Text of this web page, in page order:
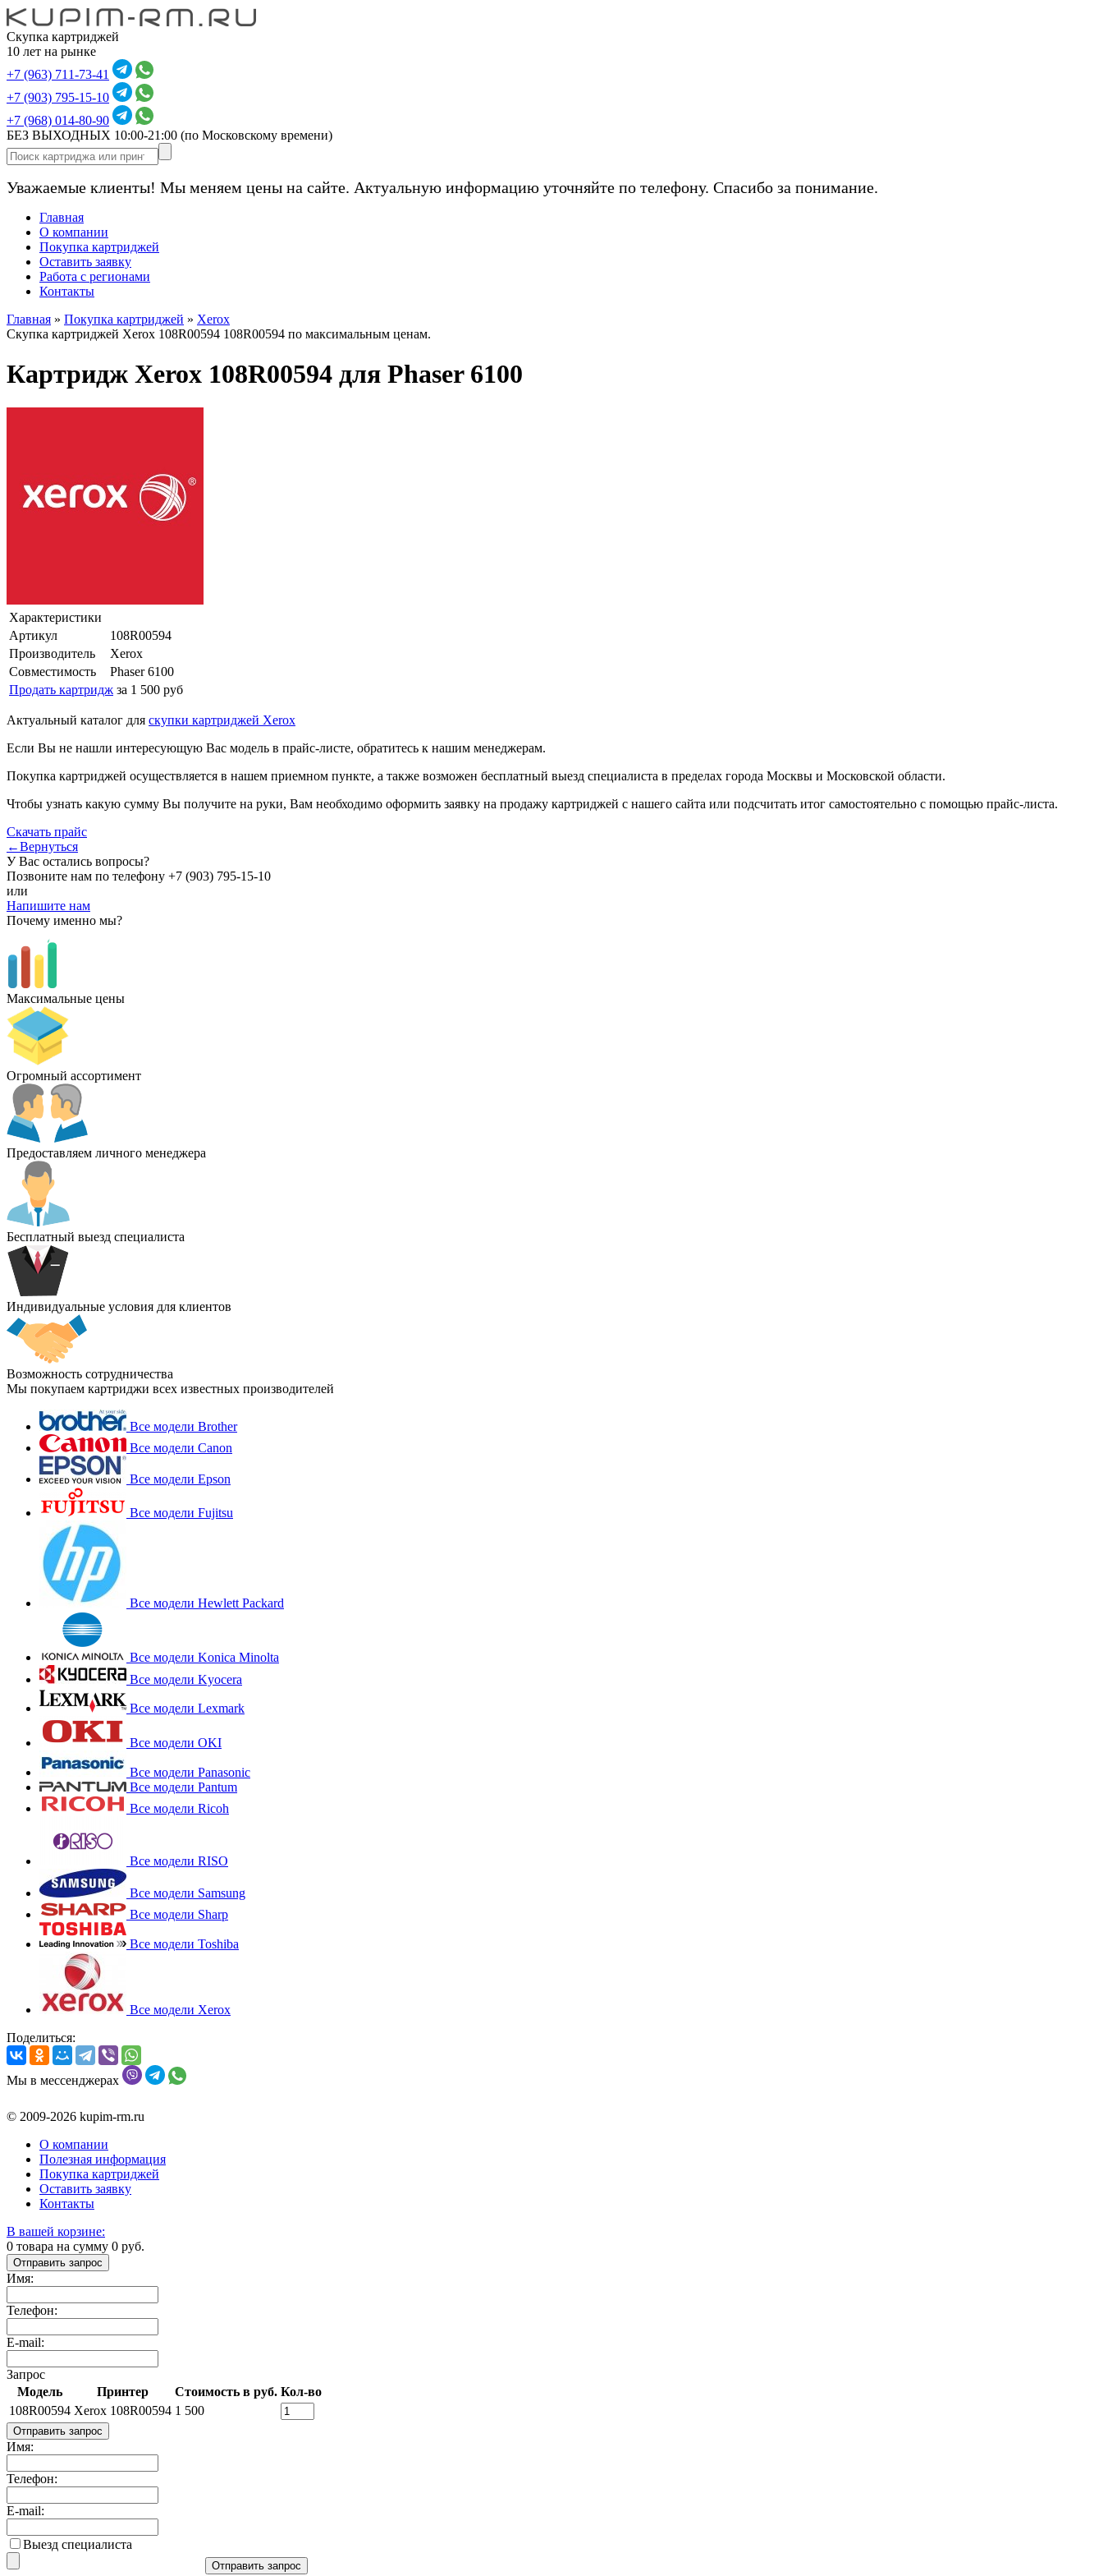
Скупка картриджей
10 лет на рынке
+7 (963) 711-73-41
+7 (903) 795-15-10
+7 (968) 014-80-90
БЕЗ ВЫХОДНЫХ 10:00-21:00 (по Московскому времени)
Уважаемые клиенты! Мы меняем цены на сайте. Актуальную информацию уточняйте по телефону. Спасибо за понимание.
Главная
О компании
Покупка картриджей
Оставить заявку
Работа с регионами
Контакты
Главная » Покупка картриджей » Xerox
Скупка картриджей Xerox 108R00594 108R00594 по максимальным ценам.
Картридж Xerox 108R00594 для Phaser 6100
Характеристики
Артикул
108R00594
Производитель
Xerox
Совместимость
Phaser 6100
Продать картридж за 1 500 руб
Актуальный каталог для скупки картриджей Xerox
Если Вы не нашли интересующую Вас модель в прайс-листе, обратитесь к нашим менеджерам.
Покупка картриджей осуществляется в нашем приемном пункте, а также возможен бесплатный выезд специалиста в пределах города Москвы и Московской области.
Чтобы узнать какую сумму Вы получите на руки, Вам необходимо оформить заявку на продажу картриджей с нашего сайта или подсчитать итог самостоятельно с помощью прайс-листа.
Скачать прайс
←Вернуться
У Вас остались вопросы?
Позвоните нам по телефону +7 (903) 795-15-10
или
Напишите нам
Почему именно мы?
Максимальные цены
Огромный ассортимент
Предоставляем личного менеджера
Бесплатный выезд специалиста
Индивидуальные условия для клиентов
Возможность сотрудничества
Мы покупаем картриджи всех известных производителей
Все модели Brother
Все модели Canon
Все модели Epson
Все модели Fujitsu
Все модели Hewlett Packard
Все модели Konica Minolta
Все модели Kyocera
Все модели Lexmark
Все модели OKI
Все модели Panasonic
Все модели Pantum
Все модели Ricoh
Все модели RISO
Все модели Samsung
Все модели Sharp
Все модели Toshiba
Все модели Xerox
Поделиться:
Мы в мессенджерах
© 2009-2026 kupim-rm.ru
О компании
Полезная информация
Покупка картриджей
Оставить заявку
Контакты
В вашей корзине:
0 товара на сумму 0 руб.
Отправить запрос
Имя:
Телефон:
E-mail:
Запрос
Модель
Принтер Стоимость в руб. Кол-во
108R00594 Xerox 108R00594 1 500
Отправить запрос
Имя:
Телефон:
E-mail:
Выезд специалиста
Отправить запрос